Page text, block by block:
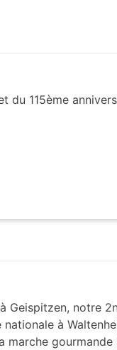
du 115ème
Geispitzen, notre
à
marche gourmande